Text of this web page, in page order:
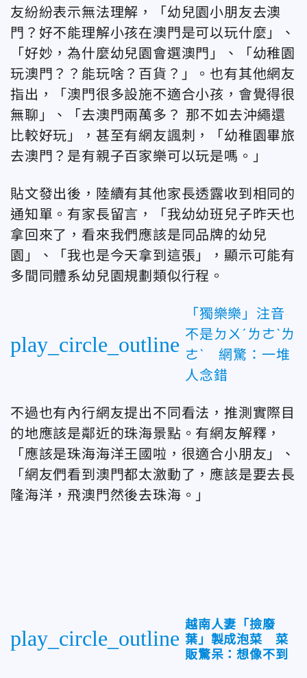
友紛紛表示無法理解，「幼兒園小朋友去澳
門？好不能理解小孩在澳門是可以玩什麼」、
「好妙，為什麼幼兒園會選澳門」、「幼稚園
玩澳門？？能玩啥？百貨？」。也有其他網友
指出，「澳門很多設施不適合小孩，會覺得很
無聊」、「 去澳門兩萬多？ 那不如去沖繩還
比較好玩」
，甚至有網友諷刺，「幼稚園畢旅
去澳門？是有親子百家樂可以玩是嗎。」
貼文發出後，陸續有其他家長透露收到相同的
通知單。有家長留言，「我幼幼班兒子昨天也
拿回來了，看來我們應該是同品牌的幼兒
園」、「我也是今天拿到這張」，顯示可能有
多間同體系幼兒園規劃類似行程。
play_circle_outline
「獨樂樂」注音
不是ㄉㄨˊㄌㄜˋㄌ
ㄜˋ 網驚：一堆
人念錯
不過也有內行網友提出不同看法，推測實際目
的地應該是鄰近的珠海景點。有網友解釋，
「應該是珠海海洋王國啦，很適合小朋友」、
「網友們看到澳門都太激動了，應該是要去長
隆海洋，飛澳門然後去珠海。」
play_circle_outline
越南人妻「撿廢
葉」製成泡菜 菜
販驚呆：想像不到